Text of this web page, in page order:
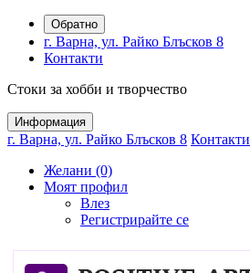
Обратно
г. Варна, ул. Райко Блъсков 8
Контакти
Стоки за хобби и творчество
Информация
г. Варна, ул. Райко Блъсков 8 Контакти
Желани (0)
Моят профил
Влез
Регистрирайте се